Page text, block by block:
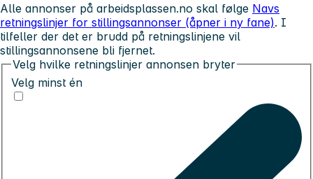
Alle annonser på arbeidsplassen.no skal følge Navs
retningslinjer for stillingsannonser (åpner i ny fane). I
tilfeller der det er brudd på retningslinjene vil
stillingsannonsene bli fjernet.
Velg hvilke retningslinjer annonsen bryter
Velg minst én